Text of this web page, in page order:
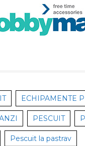
ECHIPAMENTE
PESCUIT
Pescuit la pastrav